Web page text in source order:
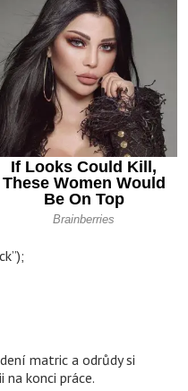
matric a odrůdy si
konci práce.